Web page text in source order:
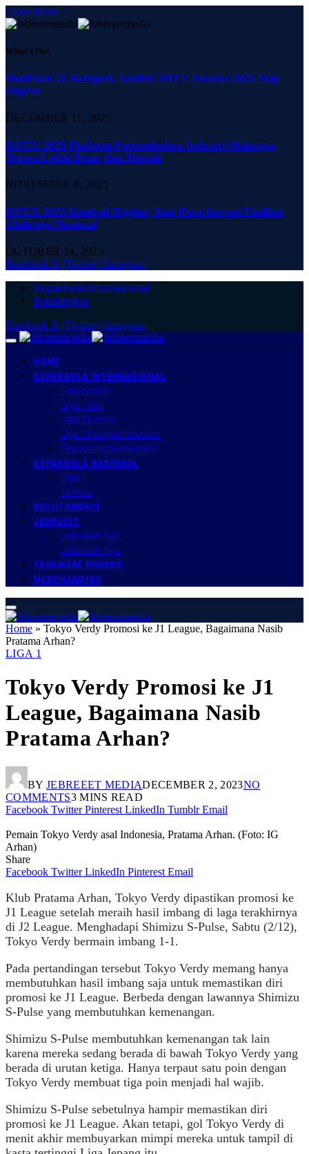
Close Menu
What's Hot
Hadirkan 21 Kategori, Santini JMTV Awards 2025 Siap
Digelar
DECEMBER 11, 2025
ISFEX 2025 Platform Pertumbuhan Industri Olahraga,
Terasa Lebih Besar dan Meriah
NOVEMBER 8, 2025
ISFEX 2025 Kembali Digelar, Siap Pacu Inovasi Fasilitas
Olahraga Nasional
OCTOBER 24, 2025
Facebook X (Twitter) Instagram
Sepakbola Internasional
Bulutangkis
Facebook X (Twitter) Instagram
HOME
SEPAKBOLA INTERNASIONAL
Liga Inggris
Liga Italia
Liga Spanyol
Liga Champion/Europa
Timnas Mancanegara
SEPAKBOLA NASIONAL
Liga 1
Timnas
BULUTANGKIS
JEBREEET
Jebreeet Talk
Jebreeet Tips
TRANMERE ROVERS
MERCHANDISE
Home » Tokyo Verdy Promosi ke J1 League, Bagaimana Nasib
Pratama Arhan?
LIGA 1
Tokyo Verdy Promosi ke J1
League, Bagaimana Nasib
Pratama Arhan?
BY JEBREEET MEDIADECEMBER 2, 2023NO
COMMENTS3 MINS READ
Facebook Twitter Pinterest LinkedIn Tumblr Email
Pemain Tokyo Verdy asal Indonesia, Pratama Arhan. (Foto: IG
Arhan)
Share
Facebook Twitter LinkedIn Pinterest Email
Klub Pratama Arhan, Tokyo Verdy dipastikan promosi ke
J1 League setelah meraih hasil imbang di laga terakhirnya
di J2 League. Menghadapi Shimizu S-Pulse, Sabtu (2/12),
Tokyo Verdy bermain imbang 1-1.
Pada pertandingan tersebut Tokyo Verdy memang hanya
membutuhkan hasil imbang saja untuk memastikan diri
promosi ke J1 League. Berbeda dengan lawannya Shimizu
S-Pulse yang membutuhkan kemenangan.
Shimizu S-Pulse membutuhkan kemenangan tak lain
karena mereka sedang berada di bawah Tokyo Verdy yang
berada di urutan ketiga. Hanya terpaut satu poin dengan
Tokyo Verdy membuat tiga poin menjadi hal wajib.
Shimizu S-Pulse sebetulnya hampir memastikan diri
promosi ke J1 League. Akan tetapi, gol Tokyo Verdy di
menit akhir membuyarkan mimpi mereka untuk tampil di